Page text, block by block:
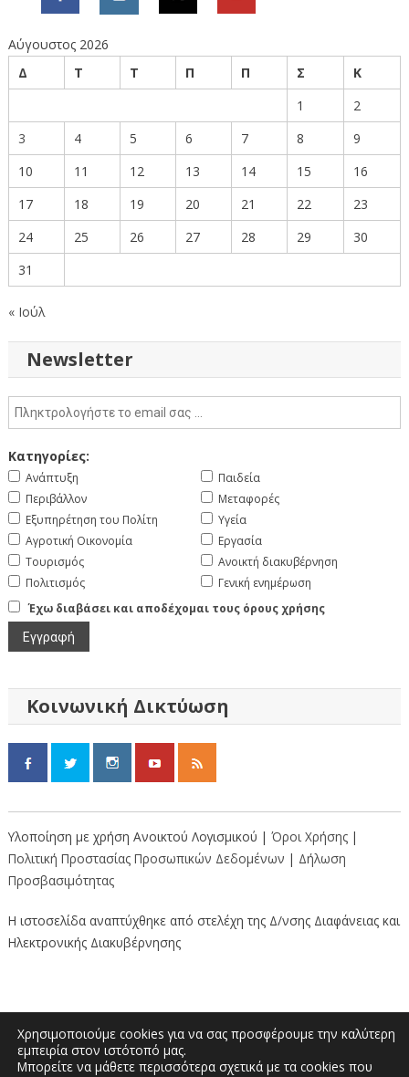
Αύγουστος 2026
Δ
Τ Τ Π Π Σ
Κ
1
2
3
4 5 6 7 8
9
10
11 12 13 14 15
16
17
18 19 20 21 22
23
24
25 26 27 28 29
30
31
« Ιούλ
Newsletter
Κατηγορίες:
Ανάπτυξη
Περιβάλλον
Εξυπηρέτηση του Πολίτη
Αγροτική Οικονομία
Τουρισμός
Πολιτισμός
Παιδεία
Μεταφορές
Υγεία
Εργασία
Ανοικτή διακυβέρνηση
Γενική ενημέρωση
Έχω διαβάσει και αποδέχομαι τους όρους χρήσης
Κοινωνική Δικτύωση
Υλοποίηση με χρήση Ανοικτού Λογισμικού | Όροι Χρήσης |
Πολιτική Προστασίας Προσωπικών Δεδομένων | Δήλωση
Προσβασιμότητας
Η ιστοσελίδα αναπτύχθηκε από στελέχη της Δ/νσης Διαφάνειας και
Ηλεκτρονικής Διακυβέρνησης
Χρησιμοποιούμε cookies για να σας προσφέρουμε την καλύτερη
εμπειρία στον ιστότοπό μας.
Μπορείτε να μάθετε περισσότερα σχετικά με τα cookies που